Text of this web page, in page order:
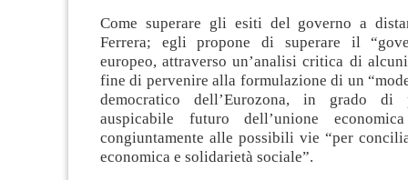
Come superare gli esiti del governo a
Ferrera; egli propone di superare il
europeo, attraverso un’analisi critica di
fine di pervenire alla formulazione di un
democratico dell’Eurozona, in grado di
auspicabile futuro dell’unione
congiuntamente alle possibili vie “per
economica e solidarietà sociale”.